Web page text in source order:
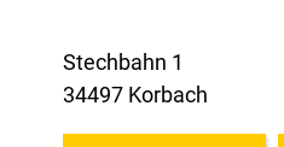
Stechbahn 1
34497 Korbach